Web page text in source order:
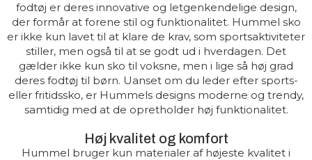
fodtøj er deres innovative og letgenkendelige design,
der formår at forene stil og funktionalitet. Hummel sko
er ikke kun lavet til at klare de krav, som sportsaktiviteter
stiller, men også til at se godt ud i hverdagen. Det
gælder ikke kun sko til voksne, men i lige så høj grad
deres fodtøj til børn. Uanset om du leder efter sports-
eller fritidssko, er Hummels designs moderne og trendy,
samtidig med at de opretholder høj funktionalitet.
Høj kvalitet og komfort
Hummel bruger kun materialer af højeste kvalitet i